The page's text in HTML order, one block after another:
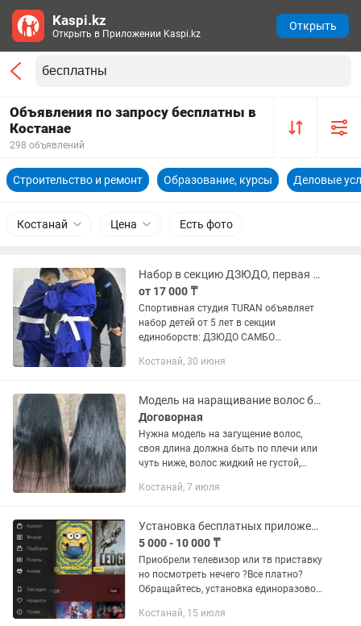
Объявления по запросу бесплатны в
Костанае
298 объявлений
Строительство и ремонт Образование, курсы Деловые
Костанай Цена Есть фото
Набор в секцию ДЗЮДО, первая тренировка БЕСПЛАТНО!
от 17 000 ₸
Спортивная студия TURAN объявляет
набор детей от 5 лет в секции
единоборств: ДЗЮДО САМБО
для ВЗРОСЛЫХ! • Первое пробное
г.Костанай,...
Костанай, 30 июня
Модель на наращивание волос бесплатно
Договорная
Нужна модель на загущение волос,
своя длина должна быть по плечи или
чуть ниже, волос жидкий не густой,
сделать коррекцию с вашими
будет...
Костанай, 7 июля
Установка бесплатных приложений на smart tv, android tv
5 000 - 10 000 ₸
Приобрели телевизор или тв приставку
но посмотреть нечего ?Все платно?
Обращайтесь, установка единоразово
количеством фильмов и каналов и
Костанай, 15 июля
Kaspi.kz
Открыть в Приложении Kaspi.kz
Открыть